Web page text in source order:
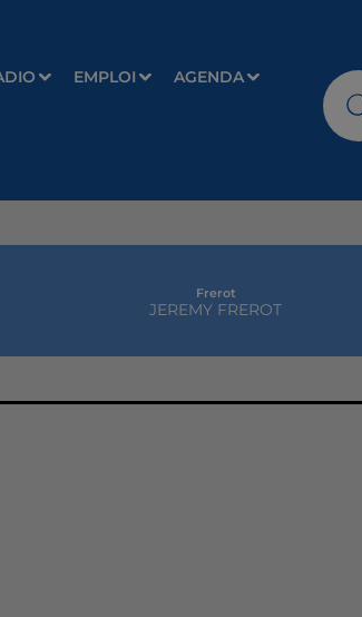
EMPLOI AGENDA
Frerot
JEREMY FREROT